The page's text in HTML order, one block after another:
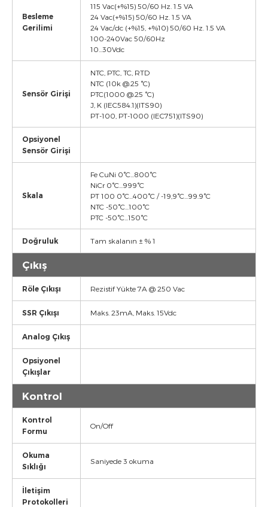
Besleme
Gerilimi
115 Vac(+%15) 50/60 Hz. 1.5 VA
24 Vac(+%15) 50/60 Hz. 1.5 VA
24 Vac/dc (+%15, +%10) 50/60 Hz. 1.5 VA
100-240Vac 50/60Hz
10...30Vdc
Sensör Girişi
NTC, PTC, TC, RTD
NTC (10k @.25 °C)
PTC(1000 @.25 °C)
J, K (IEC584.1)(ITS90)
PT-100, PT-1000 (IEC751)(ITS90)
Opsiyonel
Sensör Girişi
Skala
Fe CuNi 0°C...800°C
NiCr 0°C...999°C
PT 100 0°C...400°C / -19,9°C...99.9°C
NTC -50°C...100°C
PTC -50°C...150°C
Doğruluk Tam skalanın ± % 1
Çıkış
Röle Çıkışı Rezistif Yükte 7A @ 250 Vac
SSR Çıkışı Maks. 23mA, Maks. 15Vdc
Analog Çıkış
Opsiyonel
Çıkışlar
Kontrol
Kontrol
Formu
On/Off
Okuma
Sıklığı
Saniyede 3 okuma
İletişim
Protokolleri